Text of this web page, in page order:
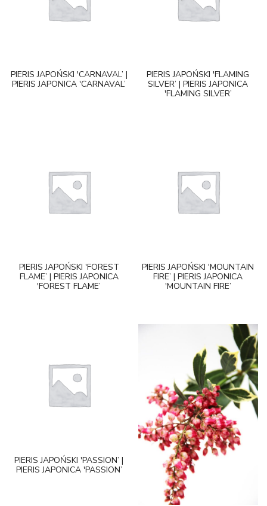
PIERIS JAPOŃSKI 'CARNAVAL’ |
PIERIS JAPONICA 'CARNAVAL’
PIERIS JAPOŃSKI 'FLAMING
SILVER’ | PIERIS JAPONICA
'FLAMING SILVER’
PIERIS JAPOŃSKI 'FOREST
FLAME’ | PIERIS JAPONICA
'FOREST FLAME’
PIERIS JAPOŃSKI 'MOUNTAIN
FIRE’ | PIERIS JAPONICA
'MOUNTAIN FIRE’
PIERIS JAPOŃSKI 'PASSION’ |
PIERIS JAPONICA 'PASSION’